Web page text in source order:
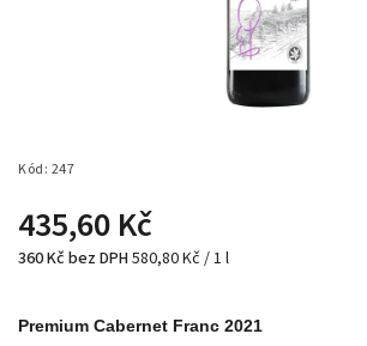
Kód: 247
435,60 Kč
360 Kč bez DPH580,80 Kč / 1 l
Premium Cabernet Franc 2021